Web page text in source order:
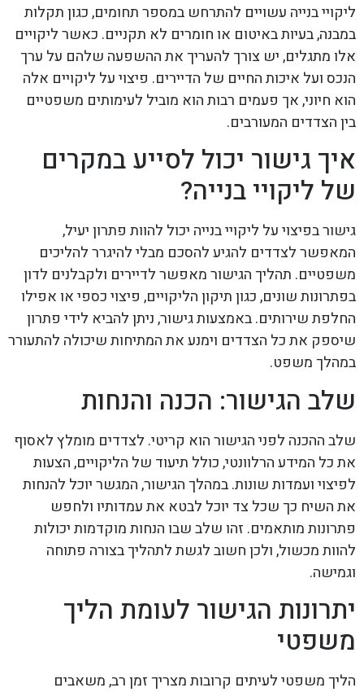
ליקויי בנייה עשויים להתרחש במספר תחומים, כגון תקלות
במבנה, בעיות באיטום או חומרים לא תקניים. כאשר ליקויים
אלו מתגלים, יש צורך להעריך את ההשפעה שלהם על ערך
הנכס ועל איכות החיים של הדיירים. פיצוי על ליקויים אלה
הוא חיוני, אך פעמים רבות הוא מוביל לעימותים משפטיים
בין הצדדים המעורבים.
איך גישור יכול לסייע במקרים
של ליקויי בנייה?
גישור בפיצוי על ליקויי בנייה יכול להוות פתרון יעיל,
המאפשר לצדדים להגיע להסכם מבלי להיגרר להליכים
משפטיים. תהליך הגישור מאפשר לדיירים ולקבלנים לדון
בפתרונות שונים, כגון תיקון הליקויים, פיצוי כספי או אפילו
החלפת שירותים. באמצעות גישור, ניתן להביא לידי פתרון
שיספק את כל הצדדים וימנע את המתיחות שיכולה להתעורר
במהלך משפט.
שלב הגישור: הכנה והנחות
שלב ההכנה לפני הגישור הוא קריטי. לצדדים מומלץ לאסוף
את כל המידע הרלוונטי, כולל תיעוד של הליקויים, הצעות
לפיצוי ועמדות שונות. במהלך הגישור, המגשר יוכל להנחות
את השיח כך שכל צד יוכל לבטא את עמדותיו ולחפש
פתרונות מותאמים. זהו שלב שבו הנחות מוקדמות יכולות
להוות מכשול, ולכן חשוב לגשת לתהליך בצורה פתוחה
וגמישה.
יתרונות הגישור לעומת הליך
משפטי
הליך משפטי לעיתים קרובות מצריך זמן רב, משאבים